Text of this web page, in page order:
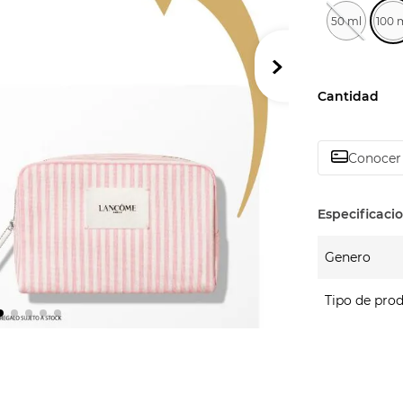
50 ml 100
Cantidad
Genero
Tipo de